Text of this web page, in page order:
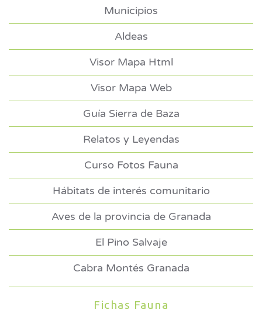
Municipios
Aldeas
Visor Mapa Html
Visor Mapa Web
Guía Sierra de Baza
Relatos y Leyendas
Curso Fotos Fauna
Hábitats de interés comunitario
Aves de la provincia de Granada
El Pino Salvaje
Cabra Montés Granada
Fichas Fauna